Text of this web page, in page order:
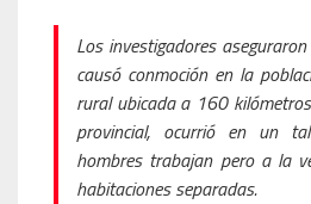
Los investigadores
causó conmoción en la
rural ubicada a 160
provincial, ocurrió en un
hombres trabajan pero a la
habitaciones separadas.